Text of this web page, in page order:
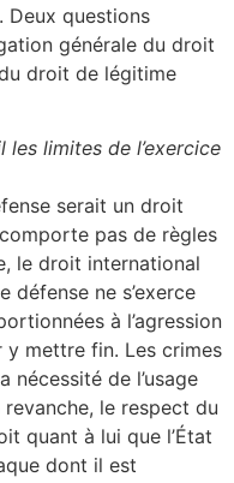
Deux questions
générale du droit
du droit de légitime
les limites de l’exercice
serait un droit
pas de règles
le droit international
défense ne s’exerce
à l’agression
y mettre fin. Les crimes
nécessité de l’usage
le respect du
quant à lui que l’État
dont il est